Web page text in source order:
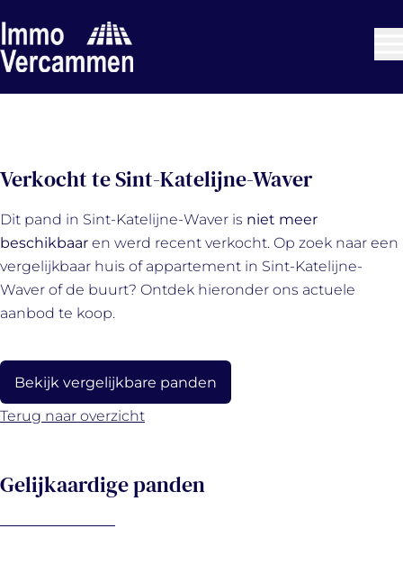
VERKOCHT
Verkocht te Sint-Katelijne-Waver
Dit pand in Sint-Katelijne-Waver is niet meer
beschikbaaren werd recent verkocht. Op zoek naar een
vergelijkbaar huis of appartement in Sint-Katelijne-
Waver of de buurt? Ontdek hieronder ons actuele
aanbod te koop.
Bekijk vergelijkbare panden
Terug naar overzicht
Gelijkaardige panden